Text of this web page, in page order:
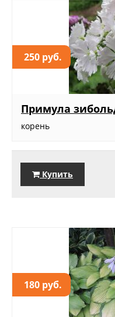
250 руб.
Примула
корень
Купить
180 руб.